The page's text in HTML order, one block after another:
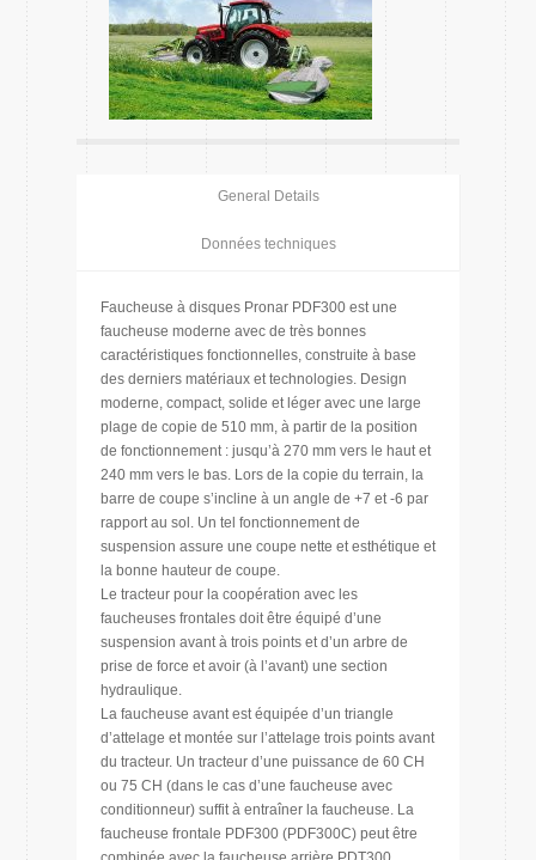
General Details
Données techniques
Faucheuse à disques Pronar PDF300 est une
faucheuse moderne avec de très bonnes
caractéristiques fonctionnelles, construite à base
des derniers matériaux et technologies. Design
moderne, compact, solide et léger avec une large
plage de copie de 510 mm, à partir de la position
de fonctionnement : jusqu’à 270 mm vers le haut et
240 mm vers le bas. Lors de la copie du terrain, la
barre de coupe s’incline à un angle de +7 et -6 par
rapport au sol. Un tel fonctionnement de
suspension assure une coupe nette et esthétique et
la bonne hauteur de coupe.
Le tracteur pour la coopération avec les
faucheuses frontales doit être équipé d’une
suspension avant à trois points et d’un arbre de
prise de force et avoir (à l’avant) une section
hydraulique.
La faucheuse avant est équipée d’un triangle
d’attelage et montée sur l’attelage trois points avant
du tracteur. Un tracteur d’une puissance de 60 CH
ou 75 CH (dans le cas d’une faucheuse avec
conditionneur) suffit à entraîner la faucheuse. La
faucheuse frontale PDF300 (PDF300C) peut être